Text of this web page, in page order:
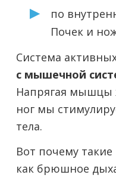
по
Почек и
Система
с мышечной
Напрягая мышцы
ног мы
тела.
Вот почему
как брюшное